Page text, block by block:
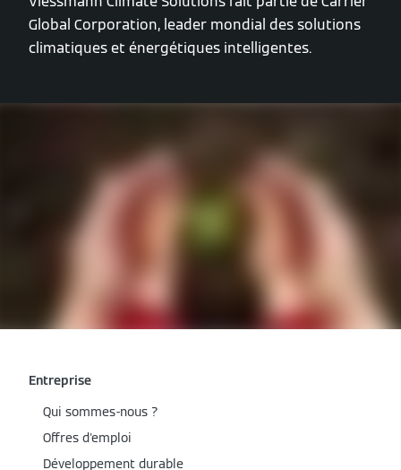
Global Corporation, leader mondial des solutions
climatiques et énergétiques intelligentes.
Entreprise
Qui sommes-nous ?
Offres d'emploi
Développement durable